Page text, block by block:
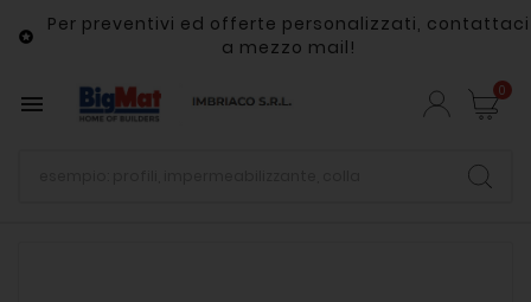

Per preventivi ed offerte personalizzati, contattaci
a mezzo mail!
 0